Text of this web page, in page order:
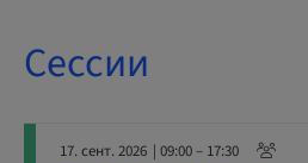
Сессии
17. сент. 2026 | 09:00 – 17:30